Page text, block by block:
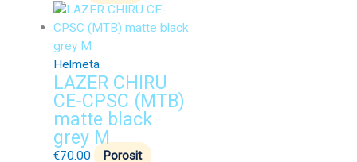
Helmeta
LAZER CHIRU
CE-CPSC (MTB)
matte black
grey M
€70.00 Porosit